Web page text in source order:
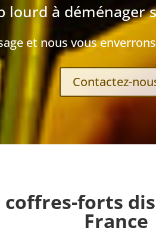
à déménager
et nous vous
Contactez-
forts
France